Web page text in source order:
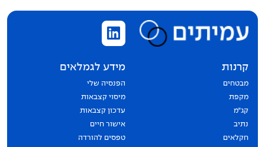
קרנות
מבטחים
מקפת
קג״מ
נתיב
חקלאים
מידע לגמלאים
הפנסיה שלי
מיסוי קצבאות
עדכון קצבאות
אישור חיים
טפסים להורדה